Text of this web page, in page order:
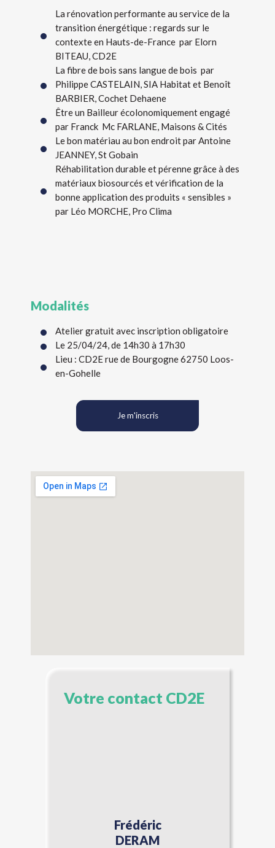
La rénovation performante au service de la
transition énergétique : regards sur le
contexte en Hauts-de-France par Elorn
BITEAU, CD2E
La fibre de bois sans langue de bois par
Philippe CASTELAIN, SIA Habitat et Benoît
BARBIER, Cochet Dehaene
Être un Bailleur écolonomiquement engagé
par Franck Mc FARLANE, Maisons & Cités
Le bon matériau au bon endroit par Antoine
JEANNEY, St Gobain
Réhabilitation durable et pérenne grâce à des
matériaux biosourcés et vérification de la
bonne application des produits « sensibles »
par Léo MORCHE, Pro Clima
Modalités
Atelier gratuit avec inscription obligatoire
Le 25/04/24, de 14h30 à 17h30
Lieu : CD2E rue de Bourgogne 62750 Loos-
en-Gohelle
Je m'inscris
Votre contact CD2E
Frédéric
DERAM